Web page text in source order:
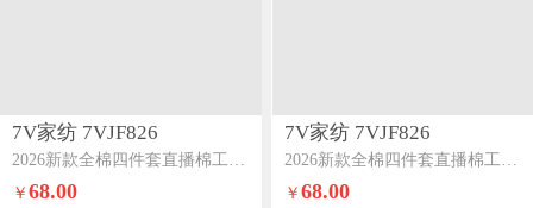
7V家纺 7VJF826
2026新款全棉四件套直播棉工艺款印花纯棉套件云梦泽
￥68.00
7V家纺 7VJF826
2026新款全棉四件套直播棉工艺款印花纯棉套件彩云之上
￥ 68.00